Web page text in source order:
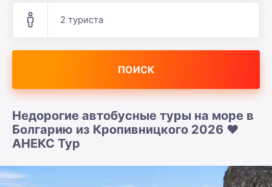
2 туриста
ПОИСК
Недорогие автобусные туры на море в
Болгарию из Кропивницкого 2026 ❤️
АНЕКС Тур